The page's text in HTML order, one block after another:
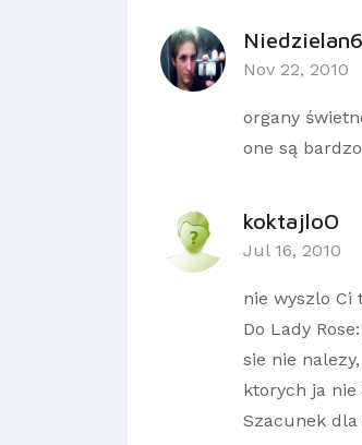
Nov 22, 2010
organy
one są
koktajloO
Jul 16, 2010
nie wyszlo Ci
Do Lady
sie nie
ktorych ja nie
Szacunek